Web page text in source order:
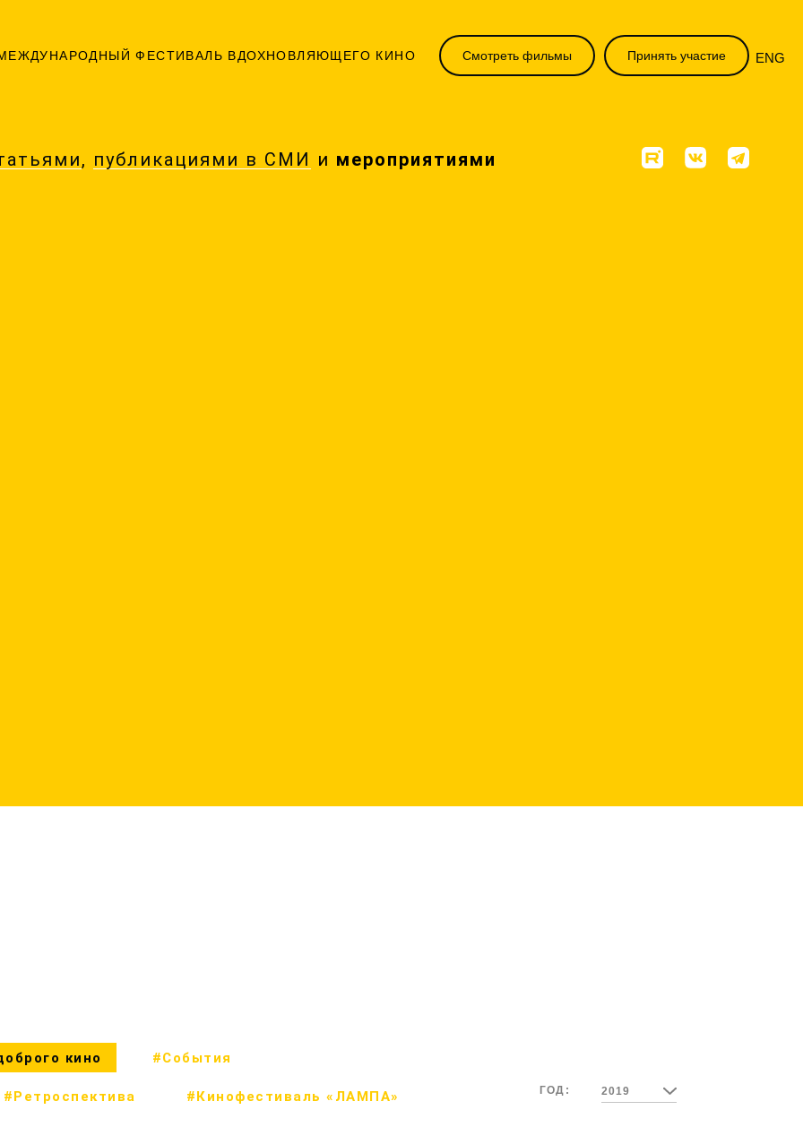
ФЕСТИВАЛЬ ВДОХНОВЛЯЮЩЕГО КИНО Смотреть фильмы Принять участие ENG
, публикациями в СМИ и мероприятиями
крутыми актёрами
кино #События
#Ретроспектива #Кинофестиваль «ЛАМПА» ГОД: 2019